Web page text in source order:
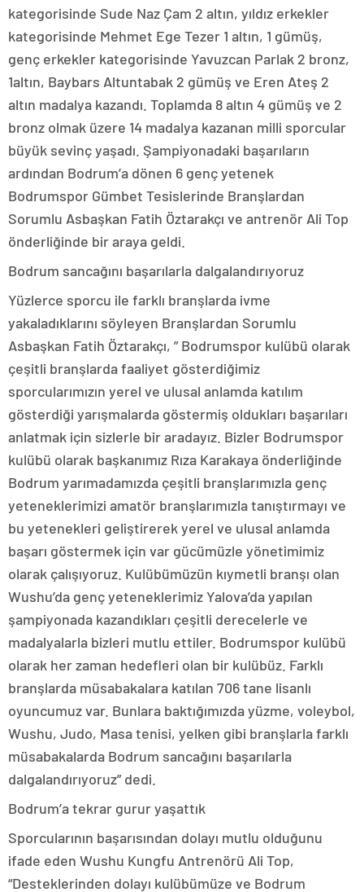
kategorisinde Sude Naz Çam 2 altın, yıldız erkekler
kategorisinde Mehmet Ege Tezer 1 altın, 1 gümüş,
genç erkekler kategorisinde Yavuzcan Parlak 2 bronz,
1altın, Baybars Altuntabak 2 gümüş ve Eren Ateş 2
altın madalya kazandı. Toplamda 8 altın 4 gümüş ve 2
bronz olmak üzere 14 madalya kazanan milli sporcular
büyük sevinç yaşadı. Şampiyonadaki başarıların
ardından Bodrum’a dönen 6 genç yetenek
Bodrumspor Gümbet Tesislerinde Branşlardan
Sorumlu Asbaşkan Fatih Öztarakçı ve antrenör Ali Top
önderliğinde bir araya geldi.
Bodrum sancağını başarılarla dalgalandırıyoruz
Yüzlerce sporcu ile farklı branşlarda ivme
yakaladıklarını söyleyen Branşlardan Sorumlu
Asbaşkan Fatih Öztarakçı, ” Bodrumspor kulübü olarak
çeşitli branşlarda faaliyet gösterdiğimiz
sporcularımızın yerel ve ulusal anlamda katılım
gösterdiği yarışmalarda göstermiş oldukları başarıları
anlatmak için sizlerle bir aradayız. Bizler Bodrumspor
kulübü olarak başkanımız Rıza Karakaya önderliğinde
Bodrum yarımadamızda çeşitli branşlarımızla genç
yeteneklerimizi amatör branşlarımızla tanıştırmayı ve
bu yetenekleri geliştirerek yerel ve ulusal anlamda
başarı göstermek için var gücümüzle yönetimimiz
olarak çalışıyoruz. Kulübümüzün kıymetli branşı olan
Wushu’da genç yeteneklerimiz Yalova’da yapılan
şampiyonada kazandıkları çeşitli derecelerle ve
madalyalarla bizleri mutlu ettiler. Bodrumspor kulübü
olarak her zaman hedefleri olan bir kulübüz. Farklı
branşlarda müsabakalara katılan 706 tane lisanlı
oyuncumuz var. Bunlara baktığımızda yüzme, voleybol,
Wushu, Judo, Masa tenisi, yelken gibi branşlarla farklı
müsabakalarda Bodrum sancağını başarılarla
dalgalandırıyoruz” dedi.
Bodrum’a tekrar gurur yaşattık
Sporcularının başarısından dolayı mutlu olduğunu
ifade eden Wushu Kungfu Antrenörü Ali Top,
“Desteklerinden dolayı kulübümüze ve Bodrum